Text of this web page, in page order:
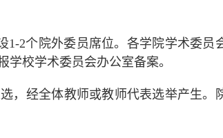
1-2个院外委员席位。各学院学术委员
学校学术委员会办公室备案。
，经全体教师或教师代表选举产生。